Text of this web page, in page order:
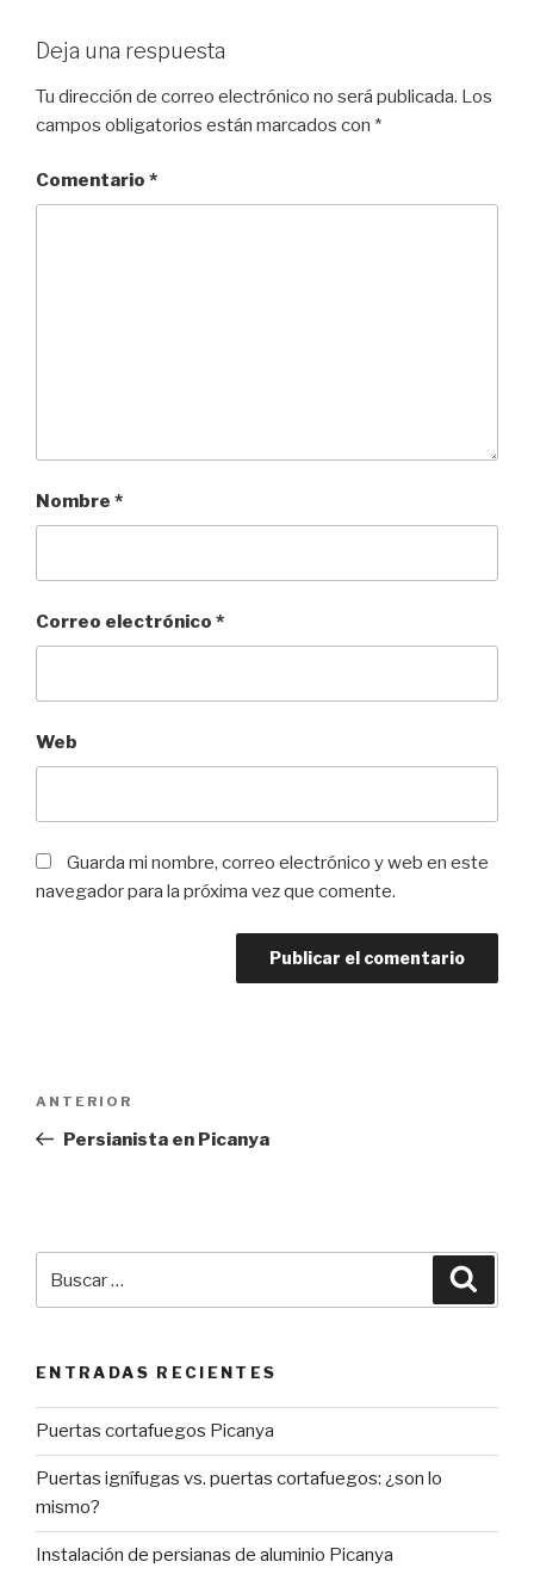
Deja una respuesta
Tu dirección de correo electrónico no será publicada. Los
campos obligatorios están marcados con *
Comentario *
Nombre *
Correo electrónico *
Web
Guarda mi nombre, correo electrónico y web en este
navegador para la próxima vez que comente.
entradas
Entrada
anterior:
ANTERIOR
Persianista en Picanya
por:
ENTRADAS RECIENTES
Puertas cortafuegos Picanya
Puertas ignífugas vs. puertas cortafuegos: ¿son lo
mismo?
Instalación de persianas de aluminio Picanya